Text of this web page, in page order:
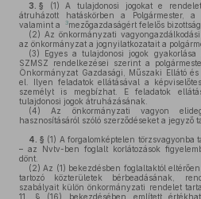
3. § (1) A tulajdonosi jogokat e
átruházott hatáskörben a Polgármester, a
valamint a
3mezőgazdaságért felelős
(2) Az önkormányzati
az önkormányzat a jognyilatkozatait a
(3) Egyes a tulajdonosi jogok
SZMSZ rendelkezései szerint a
Önkormányzat Gazdasági, Műszaki Ellátó
el. Ilyen feladatok ellátásával a
személyt is megbízhat. E feladatok
tulajdonosi jogok átruházásának.
(4) Az önkormányzati vagyon
hasznosításáról szóló szerződéseket a jegyző
4. § (1) A forgalomképtelen törzsvagyonba
– az Nvtv-ben foglalt korlátozások
dönt.
(2) Az (1) bekezdésben foglaltaktól
tartozó közterületek bérbeadásának,
szabályait külön önkormányzati rendelet
11. § (16) bekezdésében említett